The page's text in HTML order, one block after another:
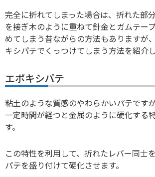
完全に折れてしまった場合は、折れた部
を接ぎ木のように重ねて針金とガムテー
めてしまう昔ながらの方法もありますが
キシパテでくっつけてしまう方法を紹介し
エポキシパテ
粘土のような質感のやわらかいパテです
一定時間が経つと金属のように硬化する
す。
この特性を利用して、折れたレバー同士
パテを盛り付けて硬化させます。